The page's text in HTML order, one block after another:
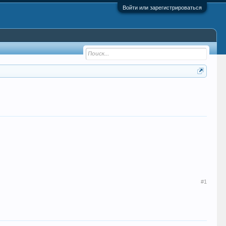
Войти или зарегистрироваться
#1